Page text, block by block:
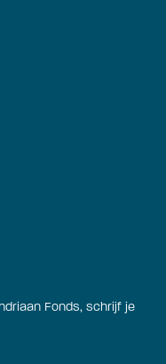
Fonds, schrijf je